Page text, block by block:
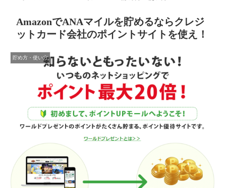
AmazonでANAマイルを貯めるならクレジ
ットカード会社のポイントサイトを使え！
貯め方・使い方